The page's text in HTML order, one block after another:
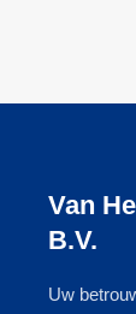
Van
B.V.
Uw